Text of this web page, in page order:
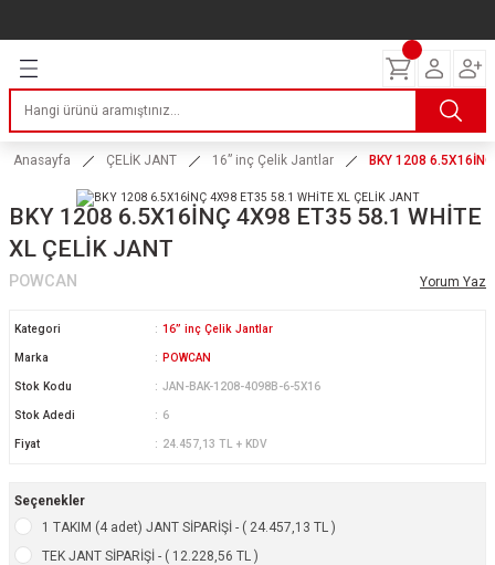
Lastikleri
Hız Lastikleri
ve Fren Yağları
Anasayfa ÇELİK JANT 16” inç Çelik Jantlar BKY 1208
BKY 1208 6.5X16İNÇ 4X98 ET35 58.1 WHİTE
XL ÇELİK JANT
POWCAN Yorum Yaz
Kategori 16” inç Çelik Jantlar
Marka POWCAN
Stok Kodu JAN-BAK-1208-4098B-6-5X16
Stok Adedi 6
Fiyat 24.457,13 TL + KDV
Seçenekler
1 TAKIM (4 adet) JANT SİPARİŞİ - ( 24.457,13 TL )
TEK JANT SİPARİŞİ - ( 12.228,56 TL )